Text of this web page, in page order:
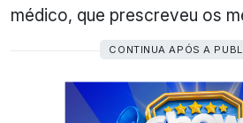
médico, que prescreveu os
CONTINUA APÓS A